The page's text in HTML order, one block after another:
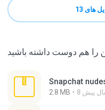
های 13
را هم دوست داشته باشید
Snapchat
2.8 MB پیش